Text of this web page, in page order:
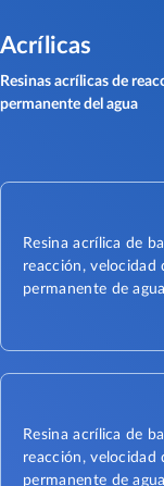
Acrílicas
Resinas acrílicas de
permanente del agua
Resina acrílica de
reacción, velocidad
permanente de
Resina acrílica de
reacción, velocidad
permanente de